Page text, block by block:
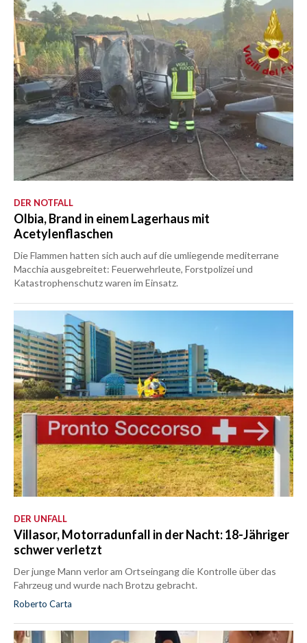
DER NOTFALL
Olbia, Brand in einem Lagerhaus mit
Acetylenflaschen
Die Flammen hatten sich auch auf die umliegende mediterrane
Macchia ausgebreitet: Feuerwehrleute, Forstpolizei und
Katastrophenschutz waren im Einsatz.
DER UNFALL
Villasor, Motorradunfall in der Nacht: 18-Jähriger
schwer verletzt
Der junge Mann verlor am Ortseingang die Kontrolle über das
Fahrzeug und wurde nach Brotzu gebracht.
Roberto Carta